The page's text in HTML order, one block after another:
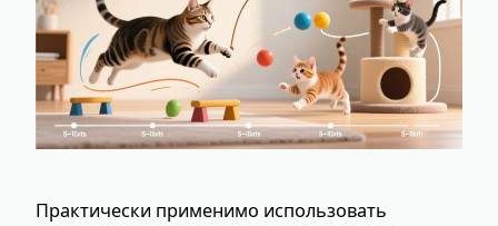
Практически применимо использовать